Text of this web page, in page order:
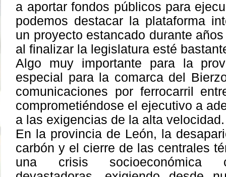
a aportar fondos públicos para
podemos destacar la plataforma
un proyecto estancado durante
al finalizar la legislatura esté
Algo muy importante para la
especial para la comarca del
comunicaciones por ferrocarril
comprometiéndose el ejecutivo a
a las exigencias de la alta velocidad.
En la provincia de León, la
carbón y el cierre de las centrales
una crisis socioeconómica